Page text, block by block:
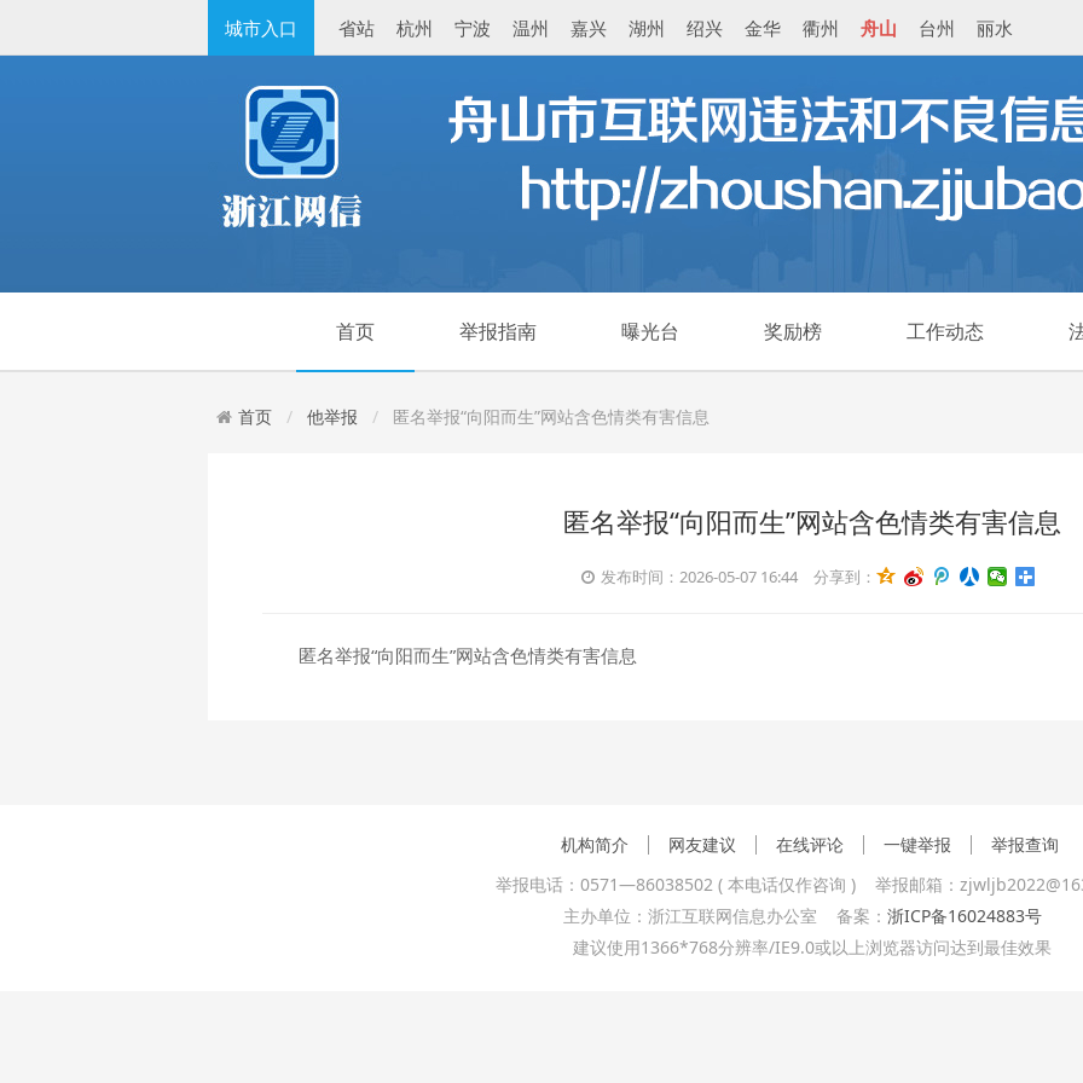
城市入口 省站 杭州 宁波 温州 嘉兴 湖州 绍兴 金华 衢州 舟山 台州 丽水
首页 举报指南 曝光台 奖励榜 工作动态
首页 他举报 匿名举报“向阳而生”网站含色情类有害信息
匿名举报“向阳而生”网站含色情类有害信息
发布时间：2026-05-07 16:44 分享到：
匿名举报“向阳而生”网站含色情类有害信息
机构简介 网友建议 在线评论 一键举报
举报查询
举报电话：0571—86038502 ( 本电话仅作咨询 ) 举报邮箱：
主办单位：浙江互联网信息办公室 备案： 浙ICP备16024883号
建议使用1366*768分辨率/IE9.0或以上浏览器访问达到最佳效果